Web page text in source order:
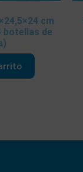
cm
botellas de